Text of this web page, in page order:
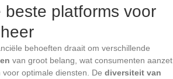
platforms voor
behoeften draait om verschillende
van groot belang, wat consumenten aanzet
optimale diensten. De diversiteit van